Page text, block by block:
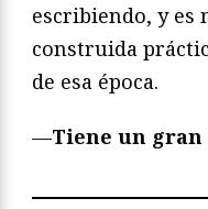
escribiendo, y es
construida
de esa época.
—Tiene un gran